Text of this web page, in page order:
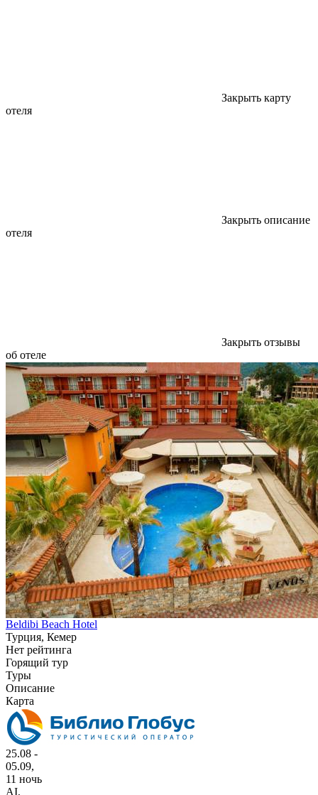
Закрыть карту
отеля
Закрыть описание
отеля
Закрыть отзывы
об отеле
Beldibi Beach Hotel
Турция, Кемер
Нет рейтинга
Горящий тур
Туры
Описание
Карта
25.08 -
05.09,
11 ночь
AI,